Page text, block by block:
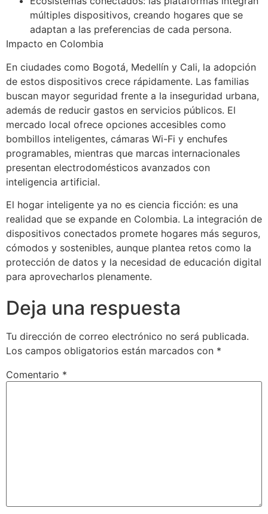
múltiples dispositivos, creando hogares que se
adaptan a las preferencias de cada persona.
Impacto en Colombia
En ciudades como Bogotá, Medellín y Cali, la adopción
de estos dispositivos crece rápidamente. Las familias
buscan mayor seguridad frente a la inseguridad urbana,
además de reducir gastos en servicios públicos. El
mercado local ofrece opciones accesibles como
bombillos inteligentes, cámaras Wi-Fi y enchufes
programables, mientras que marcas internacionales
presentan electrodomésticos avanzados con
inteligencia artificial.
El hogar inteligente ya no es ciencia ficción: es una
realidad que se expande en Colombia. La integración de
dispositivos conectados promete hogares más seguros,
cómodos y sostenibles, aunque plantea retos como la
protección de datos y la necesidad de educación digital
para aprovecharlos plenamente.
Deja una respuesta
Tu dirección de correo electrónico no será publicada.
Los campos obligatorios están marcados con *
Comentario *